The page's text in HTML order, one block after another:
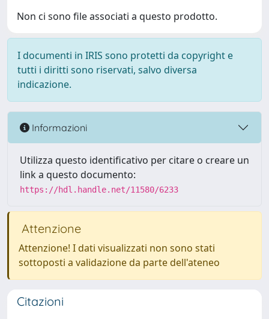
Non ci sono file associati a questo prodotto.
I documenti in IRIS sono protetti da copyright e
tutti i diritti sono riservati, salvo diversa
indicazione.
Informazioni
Utilizza questo identificativo per citare o creare un
link a questo documento:
https://hdl.handle.net/11580/6233
Attenzione
Attenzione! I dati visualizzati non sono stati
sottoposti a validazione da parte dell'ateneo
Citazioni